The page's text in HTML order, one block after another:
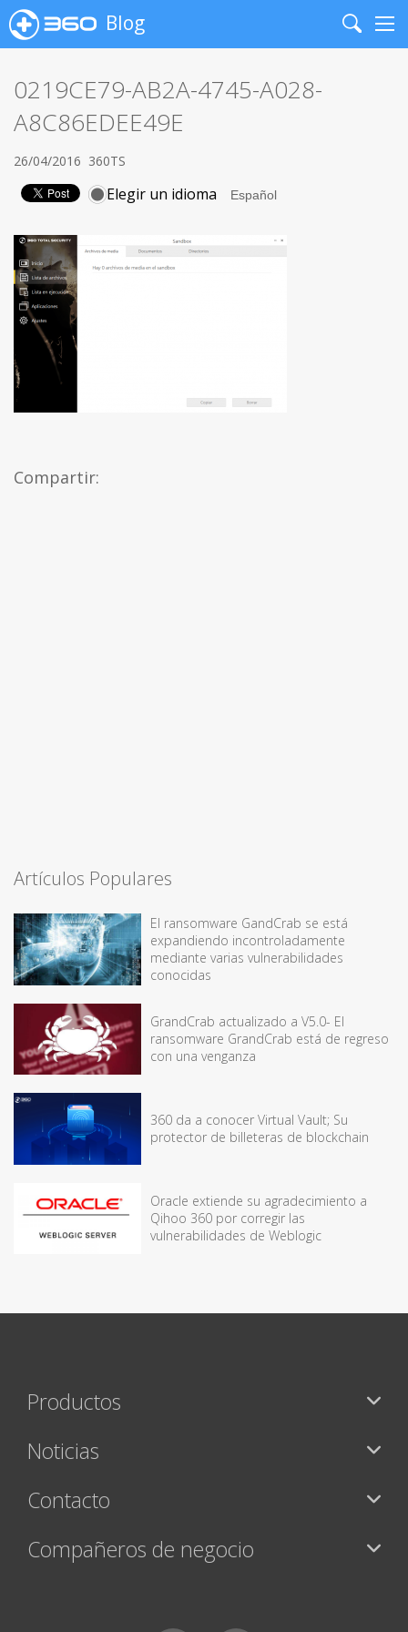
Blog
Search
0219CE79-AB2A-4745-A028-
A8C86EDEE49E
26/04/2016 360TS
Elegir un idioma
Compartir:
Artículos Populares
El ransomware GandCrab se está
expandiendo incontroladamente
mediante varias vulnerabilidades
conocidas
GrandCrab actualizado a V5.0- El
ransomware GrandCrab está de regreso
con una venganza
360 da a conocer Virtual Vault; Su
protector de billeteras de blockchain
Oracle extiende su agradecimiento a
Qihoo 360 por corregir las
vulnerabilidades de Weblogic
Productos
Noticias
Contacto
Compañeros de negocio